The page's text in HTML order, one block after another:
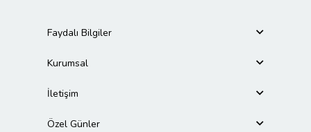
Faydalı Bilgiler
Kurumsal
İletişim
Özel Günler